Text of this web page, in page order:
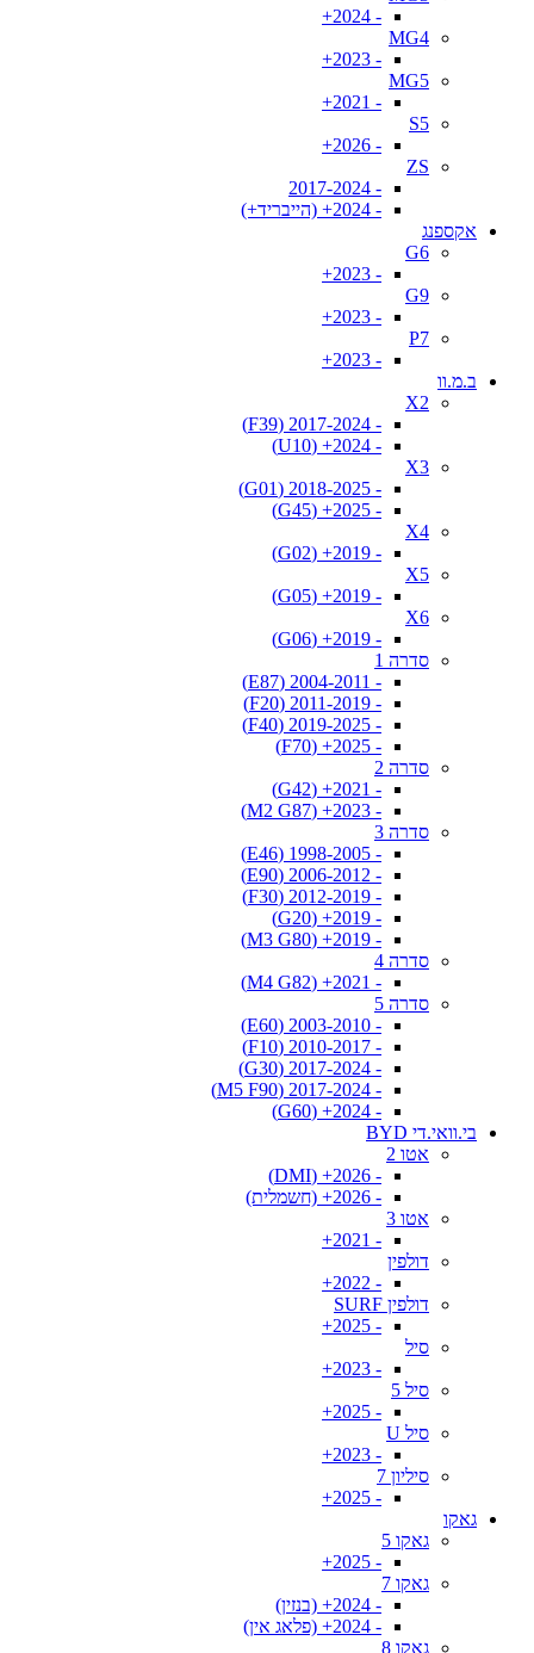
- 2024+
MG4
- 2023+
MG5
- 2021+
S5
- 2026+
ZS
- 2017-2024
- 2024+ (הייבריד+)
אקספנג
G6
- 2023+
G9
- 2023+
P7
- 2023+
ב.מ.וו
X2
- 2017-2024 (F39)
- 2024+ (U10)
X3
- 2018-2025 (G01)
- 2025+ (G45)
X4
- 2019+ (G02)
X5
- 2019+ (G05)
X6
- 2019+ (G06)
סדרה 1
- 2004-2011 (E87)
- 2011-2019 (F20)
- 2019-2025 (F40)
- 2025+ (F70)
סדרה 2
- 2021+ (G42)
- 2023+ (M2 G87)
סדרה 3
- 1998-2005 (E46)
- 2006-2012 (E90)
- 2012-2019 (F30)
- 2019+ (G20)
- 2019+ (M3 G80)
סדרה 4
- 2021+ (M4 G82)
סדרה 5
- 2003-2010 (E60)
- 2010-2017 (F10)
- 2017-2024 (G30)
- 2017-2024 (M5 F90)
- 2024+ (G60)
בי.וואי.די BYD
אטו 2
- 2026+ (DMI)
- 2026+ (חשמלית)
אטו 3
- 2021+
דולפין
- 2022+
דולפין SURF
- 2025+
סיל
- 2023+
סיל 5
- 2025+
סיל U
- 2023+
סיליון 7
- 2025+
גאקו
גאקו 5
- 2025+
גאקו 7
- 2024+ (בנזין)
- 2024+ (פלאג אין)
גאקו 8